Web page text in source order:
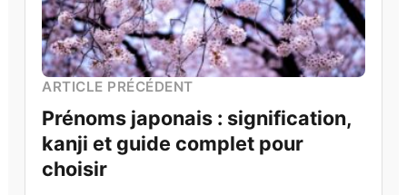
ARTICLE PRÉCÉDENT
Prénoms japonais : signification,
kanji et guide complet pour
choisir